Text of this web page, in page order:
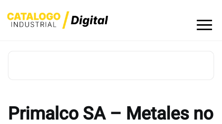
to
Primalco SA – Metales no